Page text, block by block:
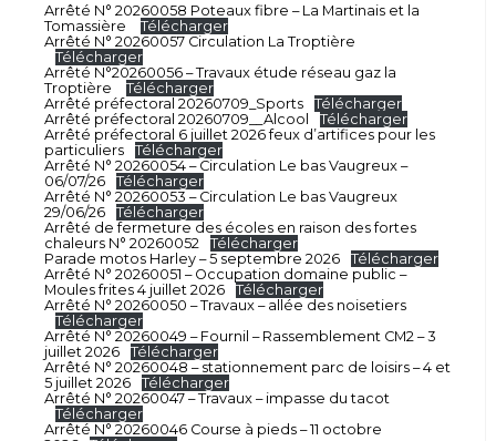
Arrêté N° 20260058 Poteaux fibre – La Martinais et la
Tomassière
Télécharger
Arrêté N° 20260057 Circulation La Troptière
Télécharger
Arrêté N°20260056 – Travaux étude réseau gaz la
Troptière
Télécharger
Arrêté préfectoral 20260709_Sports
Télécharger
Arrêté préfectoral 20260709__Alcool
Télécharger
Arrêté préfectoral 6 juillet 2026 feux d’artifices pour les
particuliers
Télécharger
Arrêté N° 20260054 – Circulation Le bas Vaugreux –
06/07/26
Télécharger
Arrêté N° 20260053 – Circulation Le bas Vaugreux
29/06/26
Télécharger
Arrêté de fermeture des écoles en raison des fortes
chaleurs N° 20260052
Télécharger
Parade motos Harley – 5 septembre 2026
Télécharger
Arrêté N° 20260051 – Occupation domaine public –
Moules frites 4 juillet 2026
Télécharger
Arrêté N° 20260050 – Travaux – allée des noisetiers
Télécharger
Arrêté N° 20260049 – Fournil – Rassemblement CM2 – 3
juillet 2026
Télécharger
Arrêté N° 20260048 – stationnement parc de loisirs – 4 et
5 juillet 2026
Télécharger
Arrêté N° 20260047 – Travaux – impasse du tacot
Télécharger
Arrêté N° 20260046 Course à pieds – 11 octobre